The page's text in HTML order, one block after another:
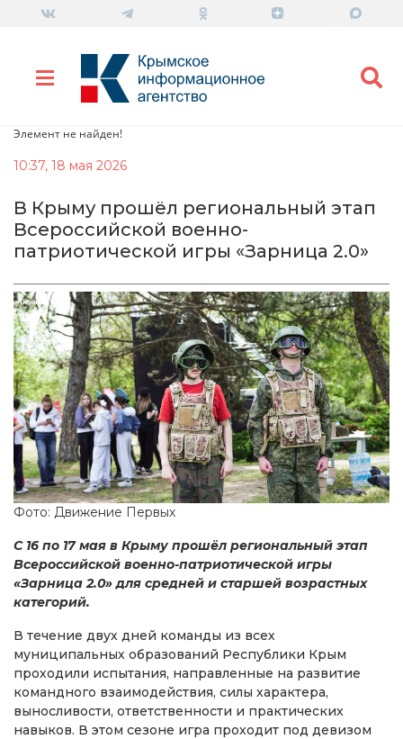
Элемент не найден!
10:37, 18 мая 2026
В Крыму прошёл региональный этап
Всероссийской военно-
патриотической игры «Зарница 2.0»
Фото: Движение Первых
С 16 по 17 мая в Крыму прошёл региональный этап
Всероссийской военно-патриотической игры
«Зарница 2.0» для средней и старшей возрастных
категорий.
В течение двух дней команды из всех
муниципальных образований Республики Крым
проходили испытания, направленные на развитие
командного взаимодействия, силы характера,
выносливости, ответственности и практических
навыков. В этом сезоне игра проходит под девизом